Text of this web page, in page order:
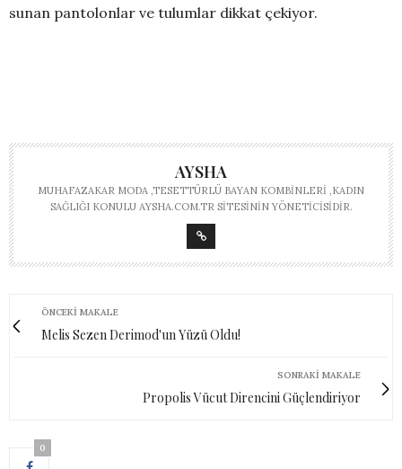
sunan pantolonlar ve tulumlar dikkat çekiyor.
AYSHA
MUHAFAZAKAR MODA ,TESETTÜRLÜ BAYAN KOMBINLERI ,KADIN
SAĞLIĞI KONULU AYSHA.COM.TR SITESININ YÖNETICISIDIR.
ÖNCEKI MAKALE
Melis Sezen Derimod'un Yüzü Oldu!
SONRAKI MAKALE
Propolis Vücut Direncini Güçlendiriyor
0